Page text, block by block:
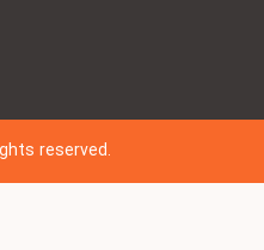
reserved.